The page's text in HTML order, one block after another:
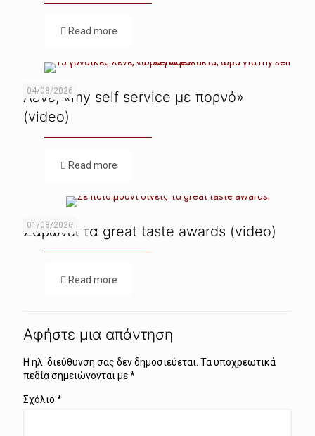
Read more
04/08/2026
Λένε, «my self service με πορνό»
(video)
Read more
01/08/2026
Σαρώνει τα great taste awards (video)
Read more
Αφήστε μια απάντηση
Η ηλ. διεύθυνση σας δεν δημοσιεύεται. Τα υποχρεωτικά
πεδία σημειώνονται με*
Σχόλιο *